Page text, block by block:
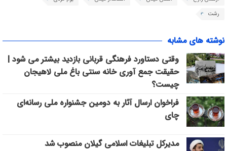
رشت
نوشته های مشابه
وقتی دستاورد فرهنگی قربانی بازدید بیشتر می شود |
حقیقت جمع آوری خانه سنتی باغ ملی لاهیجان
چیست؟
فراخوان ارسال آثار به دومین جشنواره ملی رسانه‌ای
چای
مدیرکل تبلیغات اسلامی گیلان منصوب شد